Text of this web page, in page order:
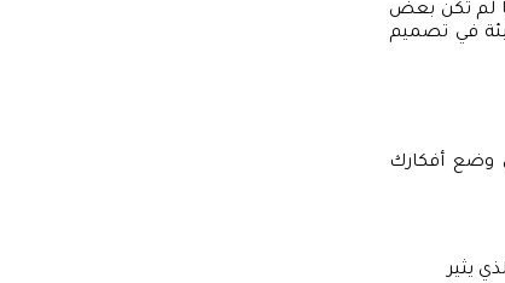
لم تكن بعض
في تصميم
وضع أفكارك
يثير